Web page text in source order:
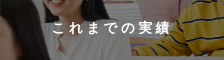
これまでの実績